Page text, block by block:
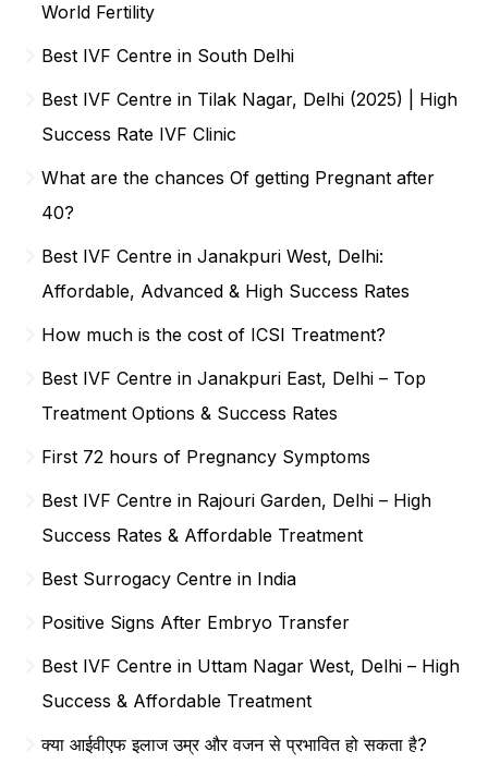
World Fertility
Best IVF Centre in South Delhi
Best IVF Centre in Tilak Nagar, Delhi (2025) | High
Success Rate IVF Clinic
What are the chances Of getting Pregnant after
40?
Best IVF Centre in Janakpuri West, Delhi:
Affordable, Advanced & High Success Rates
How much is the cost of ICSI Treatment?
Best IVF Centre in Janakpuri East, Delhi – Top
Treatment Options & Success Rates
First 72 hours of Pregnancy Symptoms
Best IVF Centre in Rajouri Garden, Delhi – High
Success Rates & Affordable Treatment
Best Surrogacy Centre in India
Positive Signs After Embryo Transfer
Best IVF Centre in Uttam Nagar West, Delhi – High
Success & Affordable Treatment
क्या आईवीएफ इलाज उम्र और वजन से प्रभावित हो सकता है?